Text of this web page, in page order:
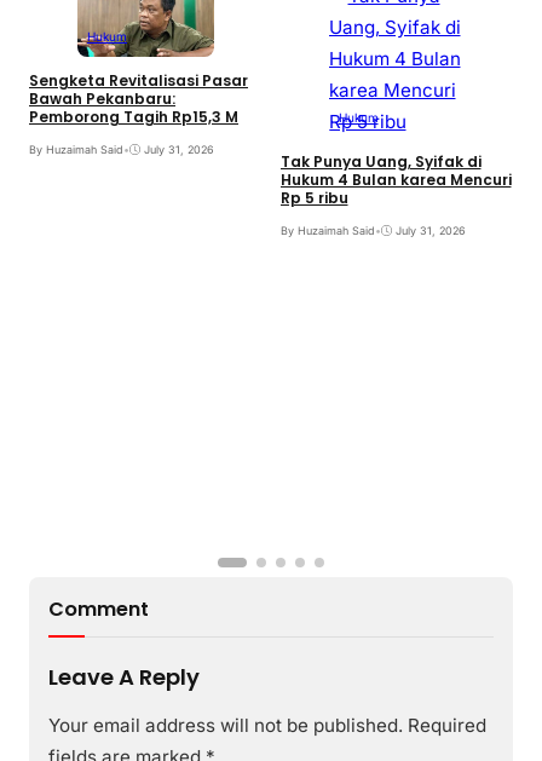
Hukum
Sengketa Revitalisasi Pasar
Bawah Pekanbaru:
Pemborong Tagih Rp15,3 M
By Huzaimah Said• July 31, 2026
Hukum
Tak Punya Uang, Syifak di
Hukum 4 Bulan karea Mencuri
Rp 5 ribu
By Huzaimah Said• July 31, 2026
Comment
Leave A Reply
Your email address will not be published. Required